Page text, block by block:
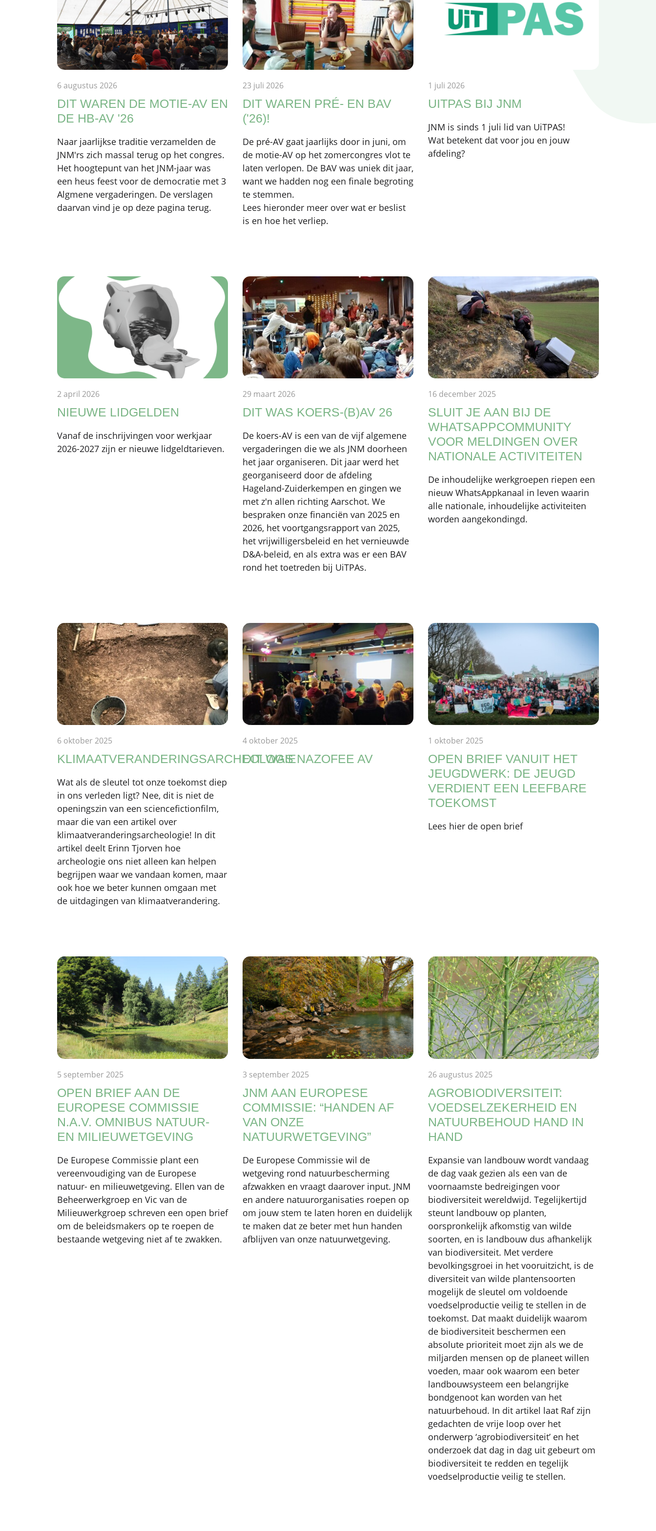
6 augustus 2026
DIT WAREN DE MOTIE-AV EN
DE HB-AV '26
Naar jaarlijkse traditie verzamelden de
JNM'rs zich massal terug op het congres.
Het hoogtepunt van het JNM-jaar was
een heus feest voor de democratie met 3
Algmene vergaderingen. De verslagen
daarvan vind je op deze pagina terug.
23 juli 2026
DIT WAREN PRÉ- EN BAV
('26)!
De pré-AV gaat jaarlijks door in juni, om
de motie-AV op het zomercongres vlot te
laten verlopen. De BAV was uniek dit jaar,
want we hadden nog een finale begroting
te stemmen.
Lees hieronder meer over wat er beslist
is en hoe het verliep.
1 juli 2026
UITPAS BIJ JNM
JNM is sinds 1 juli lid van UiTPAS!
Wat betekent dat voor jou en jouw
afdeling?
2 april 2026
NIEUWE LIDGELDEN
Vanaf de inschrijvingen voor werkjaar
2026-2027 zijn er nieuwe lidgeldtarieven.
29 maart 2026
DIT WAS KOERS-(B)AV 26
De koers-AV is een van de vijf algemene
vergaderingen die we als JNM doorheen
het jaar organiseren. Dit jaar werd het
georganiseerd door de afdeling
Hageland-Zuiderkempen en gingen we
met z'n allen richting Aarschot. We
bespraken onze financiën van 2025 en
2026, het voortgangsrapport van 2025,
het vrijwilligersbeleid en het vernieuwde
D&A-beleid, en als extra was er een BAV
rond het toetreden bij UiTPAs.
16 december 2025
SLUIT JE AAN BIJ DE
WHATSAPPCOMMUNITY
VOOR MELDINGEN OVER
NATIONALE ACTIVITEITEN
De inhoudelijke werkgroepen riepen een
nieuw WhatsAppkanaal in leven waarin
alle nationale, inhoudelijke activiteiten
worden aangekondingd.
6 oktober 2025
KLIMAATVERANDERINGSARCHEOLOGIE
Wat als de sleutel tot onze toekomst diep
in ons verleden ligt? Nee, dit is niet de
openingszin van een sciencefictionfilm,
maar die van een artikel over
klimaatveranderingsarcheologie! In dit
artikel deelt Erinn Tjorven hoe
archeologie ons niet alleen kan helpen
begrijpen waar we vandaan komen, maar
ook hoe we beter kunnen omgaan met
de uitdagingen van klimaatverandering.
4 oktober 2025
DIT WAS NAZOFEE AV
1 oktober 2025
OPEN BRIEF VANUIT HET
JEUGDWERK: DE JEUGD
VERDIENT EEN LEEFBARE
TOEKOMST
Lees hier de open brief
5 september 2025
OPEN BRIEF AAN DE
EUROPESE COMMISSIE
N.A.V. OMNIBUS NATUUR-
EN MILIEUWETGEVING
De Europese Commissie plant een
vereenvoudiging van de Europese
natuur- en milieuwetgeving. Ellen van de
Beheerwerkgroep en Vic van de
Milieuwerkgroep schreven een open brief
om de beleidsmakers op te roepen de
bestaande wetgeving niet af te zwakken.
3 september 2025
JNM AAN EUROPESE
COMMISSIE: “HANDEN AF
VAN ONZE
NATUURWETGEVING”
De Europese Commissie wil de
wetgeving rond natuurbescherming
afzwakken en vraagt daarover input. JNM
en andere natuurorganisaties roepen op
om jouw stem te laten horen en duidelijk
te maken dat ze beter met hun handen
afblijven van onze natuurwetgeving.
26 augustus 2025
AGROBIODIVERSITEIT:
VOEDSELZEKERHEID EN
NATUURBEHOUD HAND IN
HAND
Expansie van landbouw wordt vandaag
de dag vaak gezien als een van de
voornaamste bedreigingen voor
biodiversiteit wereldwijd. Tegelijkertijd
steunt landbouw op planten,
oorspronkelijk afkomstig van wilde
soorten, en is landbouw dus afhankelijk
van biodiversiteit. Met verdere
bevolkingsgroei in het vooruitzicht, is de
diversiteit van wilde plantensoorten
mogelijk de sleutel om voldoende
voedselproductie veilig te stellen in de
toekomst. Dat maakt duidelijk waarom
de biodiversiteit beschermen een
absolute prioriteit moet zijn als we de
miljarden mensen op de planeet willen
voeden, maar ook waarom een beter
landbouwsysteem een belangrijke
bondgenoot kan worden van het
natuurbehoud. In dit artikel laat Raf zijn
gedachten de vrije loop over het
onderwerp ‘agrobiodiversiteit’ en het
onderzoek dat dag in dag uit gebeurt om
biodiversiteit te redden en tegelijk
voedselproductie veilig te stellen.